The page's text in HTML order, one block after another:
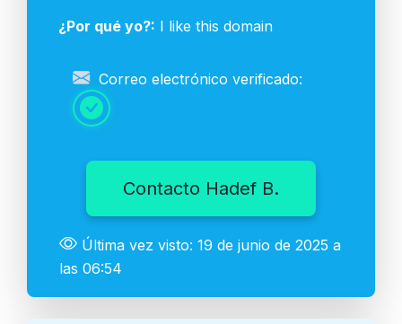
¿Por qué yo?: I like this domain
Correo electrónico verificado:
Contacto Hadef B.
Última vez visto: 19 de junio de 2025 a
las 06:54